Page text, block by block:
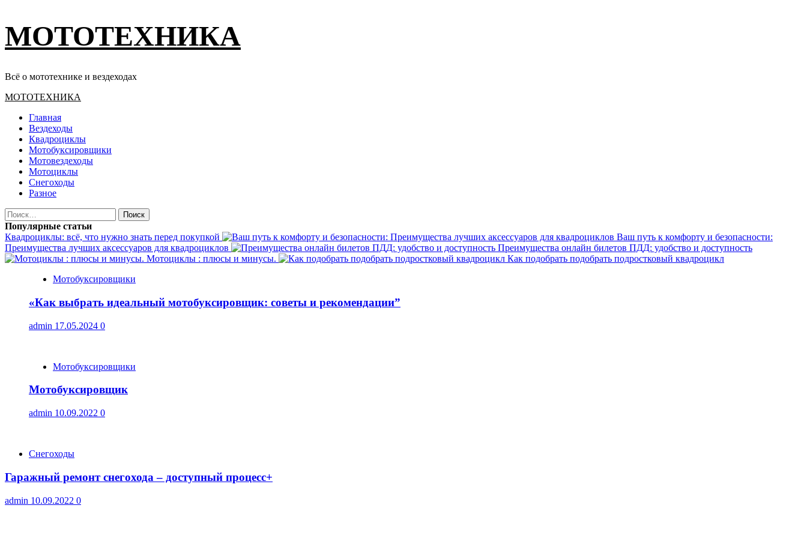
содержимому
МОТОТЕХНИКА
Всё о мототехнике и вездеходах
Основное
МОТОТЕХНИКА
Главная
Вездеходы
Квадроциклы
Мотобуксировщики
Мотовездеходы
Мотоциклы
Снегоходы
Разное
Найти:
Популярные статьи
Квадроциклы: всё, что нужно знать перед покупкой
Ваш путь к комфорту и безопасности:
Преимущества лучших аксессуаров для квадроциклов
Преимущества онлайн билетов ПДД: удобство и доступность
Мотоциклы : плюсы и минусы.
Как подобрать подобрать подростковый квадроцикл
Мотобуксировщики
«Как выбрать идеальный мотобуксировщик: советы и рекомендации”
admin 17.05.2024 0
Мотобуксировщики
Мотобуксировщик
admin 10.09.2022 0
Снегоходы
Гаражный ремонт снегохода – доступный процесс+
admin 10.09.2022 0